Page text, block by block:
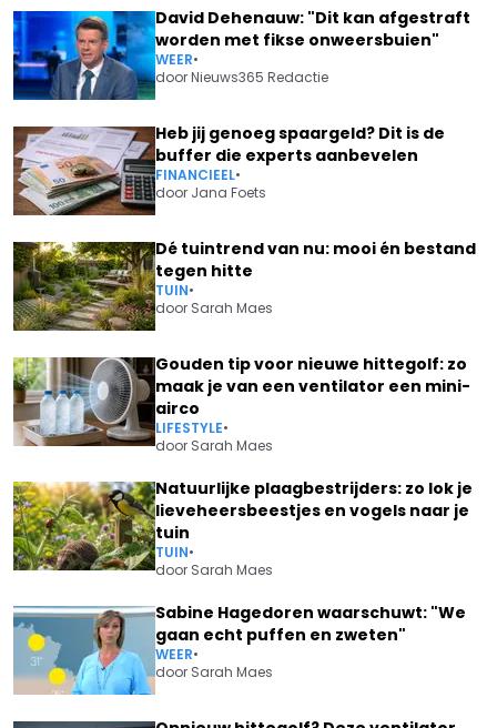
David Dehenauw: "Dit kan afgestraft
worden met fikse onweersbuien"
WEER•
doorNieuws365 Redactie
Heb jij genoeg spaargeld? Dit is de
buffer die experts aanbevelen
FINANCIEEL•
door Jana Foets
Dé tuintrend van nu: mooi én bestand
tegen hitte
TUIN•
door Sarah Maes
Gouden tip voor nieuwe hittegolf: zo
maak je van een ventilator een mini-
airco
LIFESTYLE•
door Sarah Maes
Natuurlijke plaagbestrijders: zo lok je
lieveheersbeestjes en vogels naar je
tuin
TUIN•
door Sarah Maes
Sabine Hagedoren waarschuwt: "We
gaan echt puffen en zweten"
WEER•
door Sarah Maes